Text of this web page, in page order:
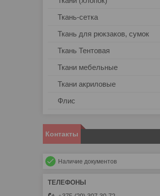
Ткань-сетка
Ткань для рюкзаков, сумок
Ткань Тентовая
Ткани мебельные
Ткани акриловые
Флис
Контакты
Наличие документов